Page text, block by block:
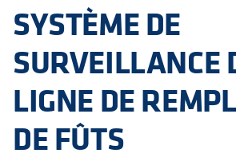
SYSTÈME DE
SURVEILLANCE
LIGNE DE
DE FÛTS